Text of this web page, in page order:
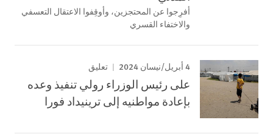
أفرِجوا عن المحتجزين، وأوقِفوا الاعتقال التعسفي
والاختفاء القسري
4 أبريل/نيسان 2024 تعليق
على رئيس الوزراء رولي تنفيذ وعده
بإعادة مواطنيه إلى ترينيداد فورا